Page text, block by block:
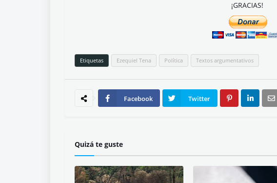
¡GRACIAS!
Etiquetas Ezequiel Tena Política Textos argumentativos
Facebook Twitter
Quizá te guste